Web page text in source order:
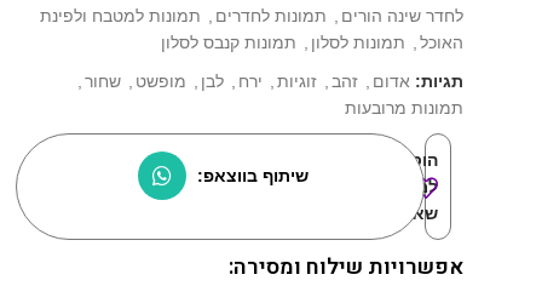
לחדר שינה הורים , תמונות לחדרים , תמונות למטבח ולפינת
האוכל, תמונות לסלון , תמונות קנבס לסלון
תגיות: אדום , זהב, זוגיות, ירח , לבן , מופשט , שחור,
תמונות מרובעות
הוסף
למוצרים
שאהבתי:
שיתוף בווצאפ:
אפשרויות שילוח ומסירה: